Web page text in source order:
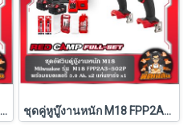
ชุดคู่หูบู๊ทุกงาน M12 FPP2A2-402P Milwaukee (Q3) ชุดคู่หูบู๊งานหนัก M18 FPP2A3-502P Milwaukee (Q3)